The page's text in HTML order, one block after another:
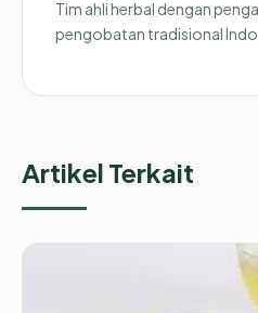
Tim ahli herbal dengan
pengobatan tradisional
Artikel Terkait